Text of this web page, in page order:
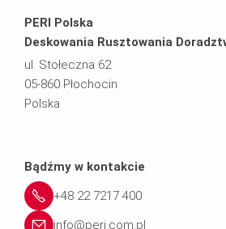
PERI Polska
Deskowania Rusztowania
ul. Stołeczna 62
05-860 Płochocin
Polska
Bądźmy w kontakcie
+48 22 7217 400
info@peri.com.pl